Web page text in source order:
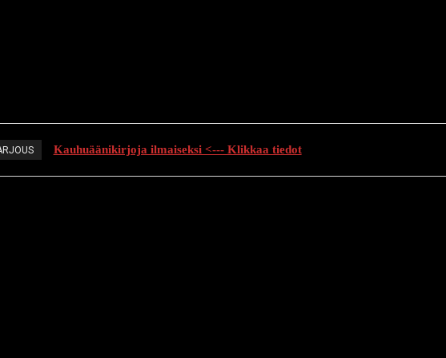
Kauhuäänikirjoja ilmaiseksi <--- Klikkaa tiedot